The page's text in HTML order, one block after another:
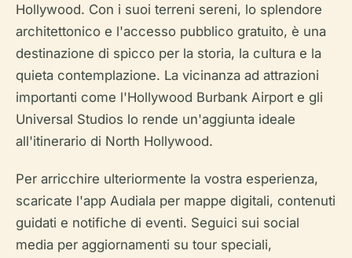
Hollywood. Con i suoi terreni sereni, lo splendore
architettonico e l'accesso pubblico gratuito, è una
destinazione di spicco per la storia, la cultura e la
quieta contemplazione. La vicinanza ad attrazioni
importanti come l'Hollywood Burbank Airport e gli
Universal Studios lo rende un'aggiunta ideale
all'itinerario di North Hollywood.
Per arricchire ulteriormente la vostra esperienza,
scaricate l'app Audiala per mappe digitali, contenuti
guidati e notifiche di eventi. Seguici sui social
media per aggiornamenti su tour speciali,